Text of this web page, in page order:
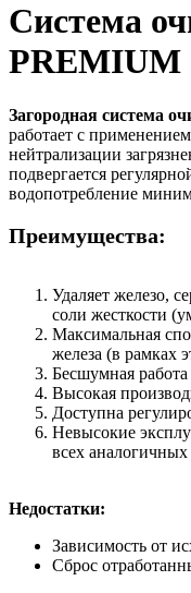
Система
PREMIUM
Загородная система
работает с
нейтрализации
подвергается
водопотребление
Преимущества:
Удаляет железо,
соли жесткости
Максимальная
железа (в рамках
Бесшумная работа
Высокая
Доступна
Невысокие
всех аналогичных
Недостатки:
Зависимость от
Сброс